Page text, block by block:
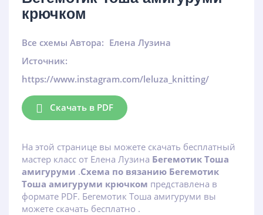
крючком
Все схемы Автора: Елена Лузина
Источник:
https://www.instagram.com/leluza_knitting/
Скачать в PDF
На этой странице вы можете скачать бесплатный
мастер класс от Елена Лузина Бегемотик Тоша
амигуруми .Схема по вязанию Бегемотик
Тоша амигуруми крючком представлена в
формате PDF. Бегемотик Тоша амигуруми вы
можете скачать бесплатно .